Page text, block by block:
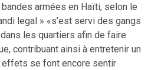
armées en Haïti, selon le
legal » «s’est servi des gangs
les quartiers afin de faire
contribuant ainsi à entretenir un
effets se font encore sentir